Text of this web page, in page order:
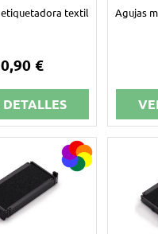
textil
0,90 €
Agujas